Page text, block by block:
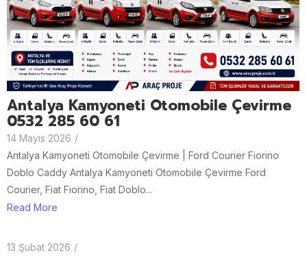
Antalya Kamyoneti Otomobile Çevirme
0532 285 60 61
14 Mayıs 2026 /
Antalya Kamyoneti Otomobile Çevirme | Ford Courier Fiorino
Doblo Caddy Antalya Kamyoneti Otomobile Çevirme Ford
Courier, Fiat Fiorino, Fiat Doblo...
Read More
13 Şubat 2026 /